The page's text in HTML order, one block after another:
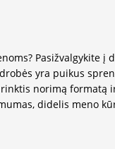
Pasižvalgykite
yra puikus
norimą formatą
didelis meno